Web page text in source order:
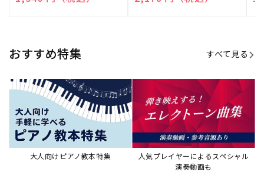
JAZZの楽譜特集